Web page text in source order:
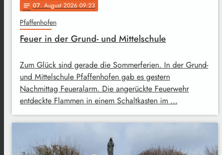
notes 07. August 2026 09:23
Pfaffenhofen
Feuer in der Grund- und Mittelschule
Zum Glück sind gerade die Sommerferien. In der Grund-
und Mittelschule Pfaffenhofen gab es gestern
Nachmittag Feueralarm. Die angerückte Feuerwehr
entdeckte Flammen in einem Schaltkasten im …